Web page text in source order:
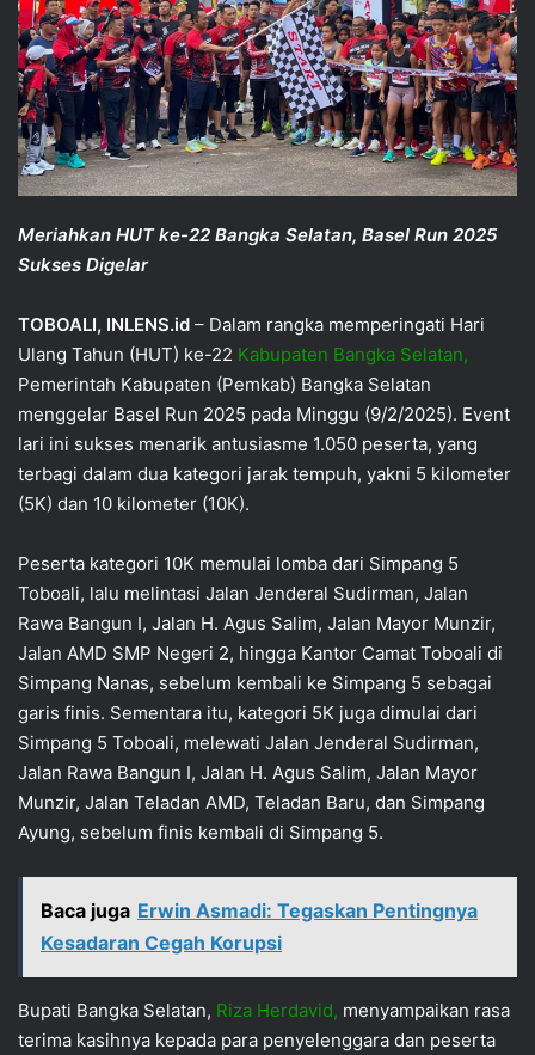
Meriahkan HUT ke-22 Bangka Selatan, Basel Run 2025
Sukses Digelar
TOBOALI, INLENS.id – Dalam rangka memperingati Hari
Ulang Tahun (HUT) ke-22 Kabupaten Bangka Selatan,
Pemerintah Kabupaten (Pemkab) Bangka Selatan
menggelar Basel Run 2025 pada Minggu (9/2/2025). Event
lari ini sukses menarik antusiasme 1.050 peserta, yang
terbagi dalam dua kategori jarak tempuh, yakni 5 kilometer
(5K) dan 10 kilometer (10K).
Peserta kategori 10K memulai lomba dari Simpang 5
Toboali, lalu melintasi Jalan Jenderal Sudirman, Jalan
Rawa Bangun I, Jalan H. Agus Salim, Jalan Mayor Munzir,
Jalan AMD SMP Negeri 2, hingga Kantor Camat Toboali di
Simpang Nanas, sebelum kembali ke Simpang 5 sebagai
garis finis. Sementara itu, kategori 5K juga dimulai dari
Simpang 5 Toboali, melewati Jalan Jenderal Sudirman,
Jalan Rawa Bangun I, Jalan H. Agus Salim, Jalan Mayor
Munzir, Jalan Teladan AMD, Teladan Baru, dan Simpang
Ayung, sebelum finis kembali di Simpang 5.
Baca juga Erwin Asmadi: Tegaskan Pentingnya
Kesadaran Cegah Korupsi
Bupati Bangka Selatan, Riza Herdavid, menyampaikan rasa
terima kasihnya kepada para penyelenggara dan peserta